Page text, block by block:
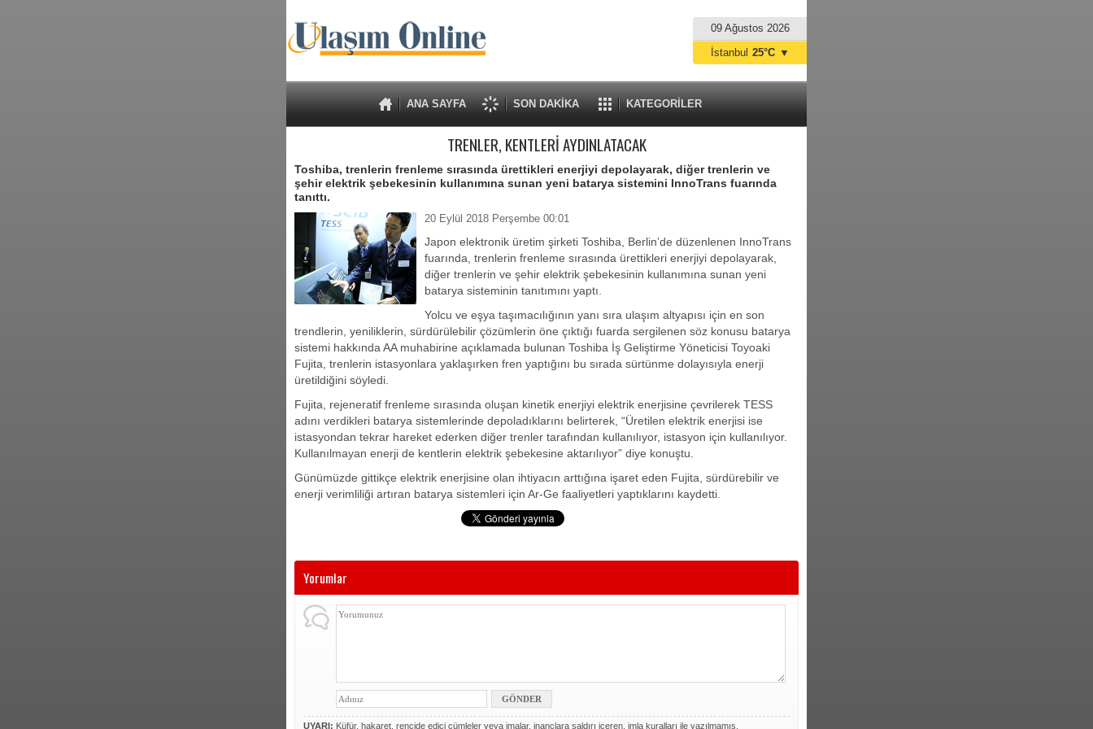
09 Ağustos 2026
ANA SAYFA SON DAKİKA KATEGORİLER
İstanbul 25°C ▼
TRENLER, KENTLERİ AYDINLATACAK
Toshiba, trenlerin frenleme sırasında ürettikleri enerjiyi depolayarak, diğer trenlerin ve
şehir elektrik şebekesinin kullanımına sunan yeni batarya sistemini InnoTrans fuarında
tanıttı.
20 Eylül 2018 Perşembe 00:01
Japon elektronik üretim şirketi Toshiba, Berlin’de düzenlenen InnoTrans
fuarında, trenlerin frenleme sırasında ürettikleri enerjiyi depolayarak,
diğer trenlerin ve şehir elektrik şebekesinin kullanımına sunan yeni
batarya sisteminin tanıtımını yaptı.
Yolcu ve eşya taşımacılığının yanı sıra ulaşım altyapısı için en son
trendlerin, yeniliklerin, sürdürülebilir çözümlerin öne çıktığı fuarda sergilenen söz konusu batarya
sistemi hakkında AA muhabirine açıklamada bulunan Toshiba İş Geliştirme Yöneticisi Toyoaki
Fujita, trenlerin istasyonlara yaklaşırken fren yaptığını bu sırada sürtünme dolayısıyla enerji
üretildiğini söyledi.
Fujita, rejeneratif frenleme sırasında oluşan kinetik enerjiyi elektrik enerjisine çevrilerek TESS
adını verdikleri batarya sistemlerinde depoladıklarını belirterek, “Üretilen elektrik enerjisi ise
istasyondan tekrar hareket ederken diğer trenler tarafından kullanılıyor, istasyon için kullanılıyor.
Kullanılmayan enerji de kentlerin elektrik şebekesine aktarılıyor” diye konuştu.
Günümüzde gittikçe elektrik enerjisine olan ihtiyacın arttığına işaret eden Fujita, sürdürebilir ve
enerji verimliliği artıran batarya sistemleri için Ar-Ge faaliyetleri yaptıklarını kaydetti.
Yorumlar
UYARI: Küfür, hakaret, rencide edici cümleler veya imalar, inançlara saldırı içeren, imla kuralları ile yazılmamış,